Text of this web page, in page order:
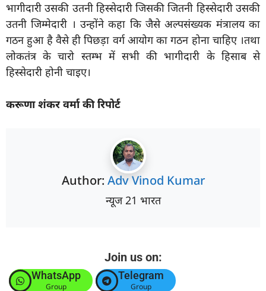
भागीदारी उसकी उतनी हिस्सेदारी जिसकी जितनी हिस्सेदारी उसकी
उतनी जिम्मेदारी । उन्होंने कहा कि जैसे अल्पसंख्यक मंत्रालय का
गठन हुआ है वैसे ही पिछड़ा वर्ग आयोग का गठन होना चाहिए ।तथा
लोकतंत्र के चारो स्तम्भ में सभी की भागीदारी के हिसाब से
हिस्सेदारी होनी चाइए।
करूणा शंकर वर्मा की रिपोर्ट
Author: Adv Vinod Kumar
न्यूज 21 भारत
Join us on:
WhatsApp
Group
Telegram
Group